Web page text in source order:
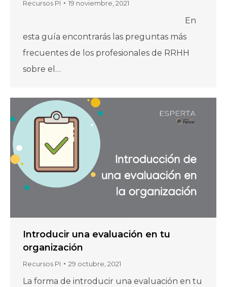
Recursos PI 19 noviembre, 2021
En
esta guía encontrarás las preguntas más
frecuentes de los profesionales de RRHH
sobre el…
Introducir una evaluación en tu
organización
Recursos PI 29 octubre, 2021
La forma de introducir una evaluación en tu